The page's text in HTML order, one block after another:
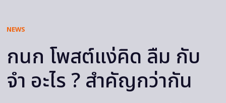
NEWS
กนก โพสต์แง่คิด ลืม กับ
จำ อะไร ? สำคัญกว่ากัน